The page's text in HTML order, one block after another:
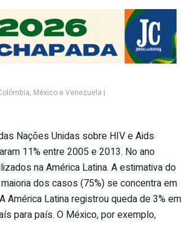
México e Venezuela |
Nações Unidas sobre HIV e Aids
11% entre 2005 e 2013. No ano
na América Latina. A estimativa do
dos casos (75%) se concentra em
América Latina registrou queda de 3% em
para país. O México, por exemplo,